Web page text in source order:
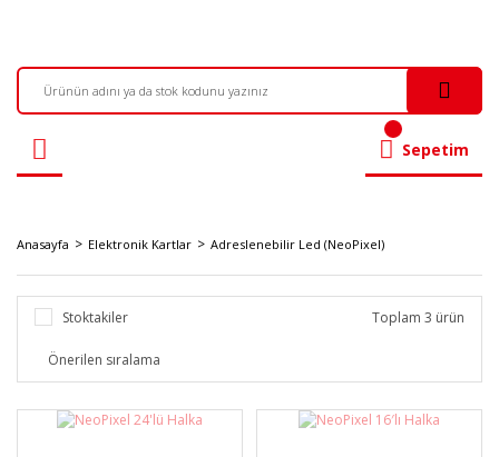
Sepetim
Anasayfa Elektronik Kartlar Adreslenebilir Led (NeoPixel)
Stoktakiler Toplam 3 ürün